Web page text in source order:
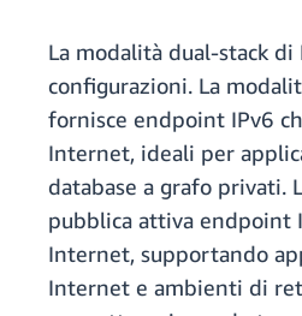
La modalità dual-stack
configurazioni. La
fornisce endpoint IPv6
Internet, ideali per
database a grafo privati.
pubblica attiva endpoint
Internet, supportando
Internet e ambienti di